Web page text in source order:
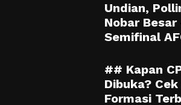
Undian,
Nobar
Semifinal
## Kapan
Dibuka?
Formasi